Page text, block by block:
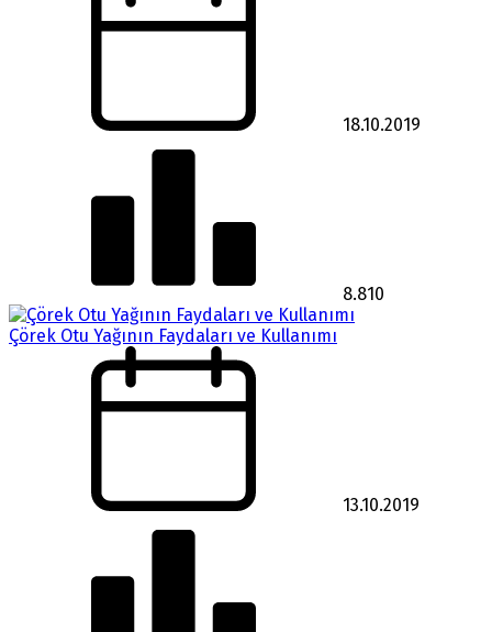
18.10.2019
8.810
Çörek Otu Yağının Faydaları ve Kullanımı
13.10.2019